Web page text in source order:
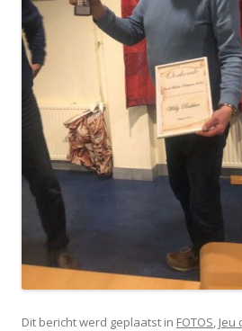
Dit bericht werd geplaatst in FOTOS, Jeu